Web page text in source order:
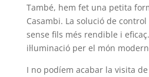
També, hem fet una petita
Casambi. La solució de control
sense fils més rendible i
il·luminació per el món
I no podíem acabar la visita